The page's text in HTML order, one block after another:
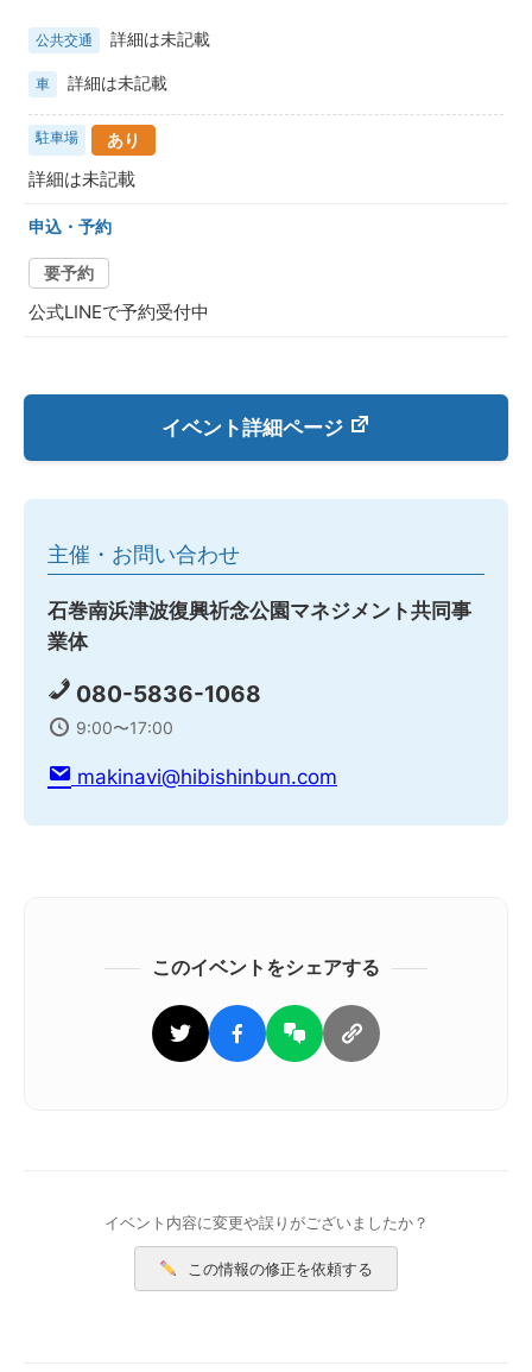
公共交通 詳細は未記載
車 詳細は未記載
駐車場 あり
詳細は未記載
申込・予約
要予約
公式LINEで予約受付中
イベント詳細ページ
主催・お問い合わせ
石巻南浜津波復興祈念公園マネジメント共同事
業体
080-5836-1068
9:00〜17:00
makinavi@hibishinbun.com
このイベントをシェアする
イベント内容に変更や誤りがございましたか？
この情報の修正を依頼する